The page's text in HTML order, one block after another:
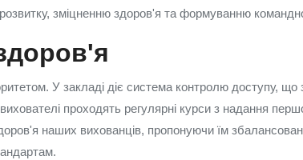
зміцненню здоров'я та формуванню
У закладі діє система контролю доступу, що
проходять регулярні курси з надання
наших вихованців, пропонуючи їм